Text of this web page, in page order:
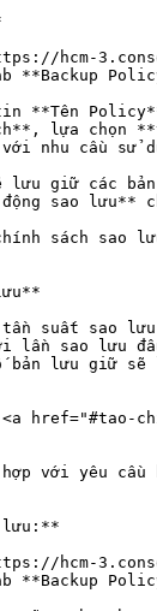
hcm-
**Backup
**Tên
lựa chọn
nhu cầu sử
lưu giữ các
sao lưu**
sách sao
suất sao
lần sao lưu
bản lưu giữ
href="#tao-
với yêu
lưu:**
hcm-
**Backup